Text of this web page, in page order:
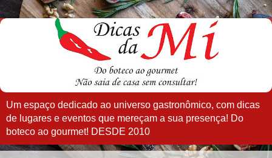
Um espaço dedicado ao universo gastronômico, com dicas
de lugares e eventos que mereçam a sua presença! Do
boteco ao gourmet! DESDE 2010